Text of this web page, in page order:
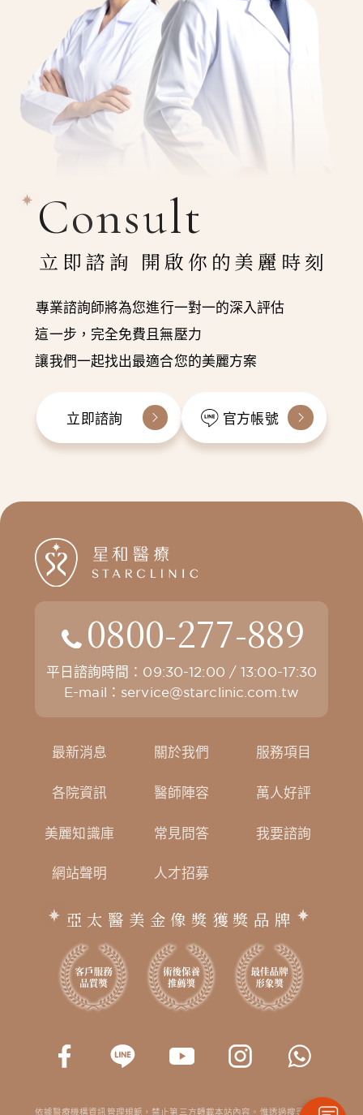
Consult
立即諮詢 開啟你的美麗時刻
專業諮詢師將為您進行一對一的深入評估
這一步，完全免費且無壓力
讓我們一起找出最適合您的美麗方案
立即諮詢 官方帳號
0800-277-889
平日諮詢時間：09:30-12:00 / 13:00-17:30
E-mail： service@starclinic.com.tw
最新消息 關於我們 服務項目
各院資訊 醫師陣容 萬人好評
美麗知識庫 常見問答 我要諮詢
網站聲明 人才招募
亞太醫美金像獎獲獎品牌
依據醫療機構資訊管理規範，禁止第三方轉載本站內容。惟透過搜尋